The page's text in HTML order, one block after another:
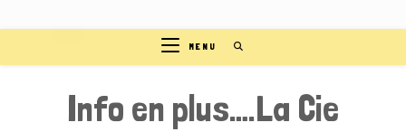
MENU
Info en plus….La Cie